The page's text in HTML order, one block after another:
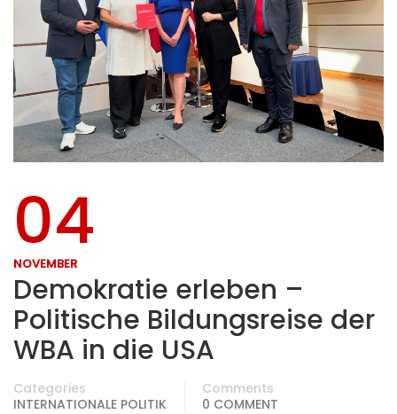
04
NOVEMBER
Demokratie erleben –
Politische Bildungsreise der
WBA in die USA
Categories
INTERNATIONALE POLITIK
Comments
0 COMMENT